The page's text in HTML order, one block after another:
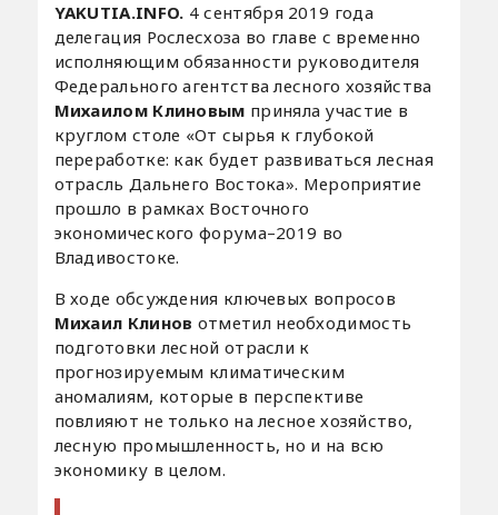
YAKUTIA.INFO. 4 сентября 2019 года
делегация Рослесхоза во главе с временно
исполняющим обязанности руководителя
Федерального агентства лесного хозяйства
Михаилом Клиновым приняла участие в
круглом столе «От сырья к глубокой
переработке: как будет развиваться лесная
отрасль Дальнего Востока». Мероприятие
прошло в рамках Восточного
экономического форума–2019 во
Владивостоке.
В ходе обсуждения ключевых вопросов
Михаил Клинов отметил необходимость
подготовки лесной отрасли к
прогнозируемым климатическим
аномалиям, которые в перспективе
повлияют не только на лесное хозяйство,
лесную промышленность, но и на всю
экономику в целом.